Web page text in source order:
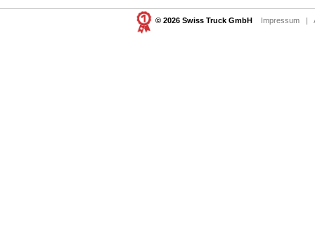
© 2026 Swiss Truck GmbH Impressum |